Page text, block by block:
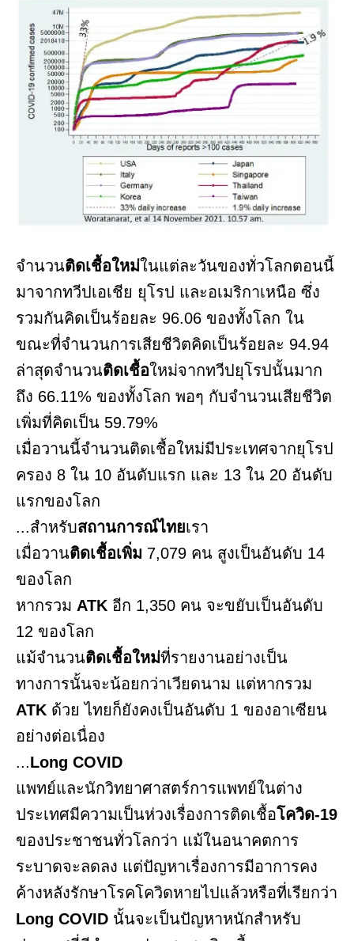
จำนวนติดเชื้อใหม่ในแต่ละวันของทั่วโลกตอนนี้
มาจากทวีปเอเชีย ยุโรป และอเมริกาเหนือ ซึ่ง
รวมกันคิดเป็นร้อยละ 96.06 ของทั้งโลก ใน
ขณะที่จำนวนการเสียชีวิตคิดเป็นร้อยละ 94.94
ล่าสุดจำนวนติดเชื้อใหม่จากทวีปยุโรปนั้นมาก
ถึง 66.11% ของทั้งโลก พอๆ กับจำนวนเสียชีวิต
เพิ่มที่คิดเป็น 59.79%
เมื่อวานนี้จำนวนติดเชื้อใหม่มีประเทศจากยุโรป
ครอง 8 ใน 10 อันดับแรก และ 13 ใน 20 อันดับ
แรกของโลก
...สำหรับสถานการณ์ไทยเรา
เมื่อวานติดเชื้อเพิ่ม 7,079 คน สูงเป็นอันดับ 14
ของโลก
หากรวม ATK อีก 1,350 คน จะขยับเป็นอันดับ
12 ของโลก
แม้จำนวนติดเชื้อใหม่ที่รายงานอย่างเป็น
ทางการนั้นจะน้อยกว่าเวียดนาม แต่หากรวม
ATK ด้วย ไทยก็ยังคงเป็นอันดับ 1 ของอาเซียน
อย่างต่อเนื่อง
...Long COVID
แพทย์และนักวิทยาศาสตร์การแพทย์ในต่าง
ประเทศมีความเป็นห่วงเรื่องการติดเชื้อโควิด-19
ของประชาชนทั่วโลกว่า แม้ในอนาคตการ
ระบาดจะลดลง แต่ปัญหาเรื่องการมีอาการคง
ค้างหลังรักษาโรคโควิดหายไปแล้วหรือที่เรียกว่า
Long COVID นั้นจะเป็นปัญหาหนักสำหรับ